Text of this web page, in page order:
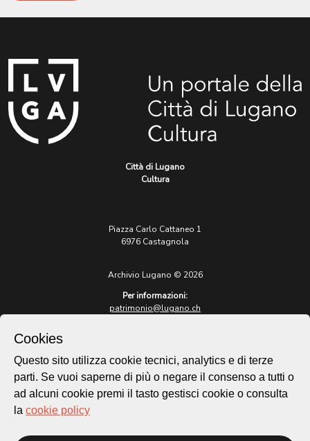
Città di Lugano
Cultura
Piazza Carlo Cattaneo 1
6976 Castagnola
Archivio Lugano © 2026
Per informazioni:
patrimonio@lugano.ch
lugano.ch
Cookie policy
Homepage
Cookies
Questo sito utilizza cookie tecnici, analytics e di terze
parti. Se vuoi saperne di più o negare il consenso a tutti o
ad alcuni cookie premi il tasto gestisci cookie o consulta
la cookie policy